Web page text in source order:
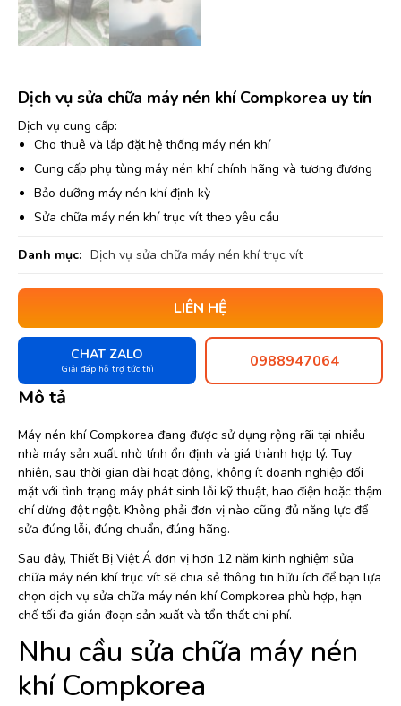
Dịch vụ sửa chữa máy nén khí Compkorea uy tín
Dịch vụ cung cấp:
Cho thuê và lắp đặt hệ thống máy nén khí
Cung cấp phụ tùng máy nén khí chính hãng và tương đương
Bảo dưỡng máy nén khí định kỳ
Sửa chữa máy nén khí trục vít theo yêu cầu
Danh mục: Dịch vụ sửa chữa máy nén khí trục vít
LIÊN HỆ
CHAT ZALO
Giải đáp hỗ trợ tức thì 0988947064
Mô tả
Máy nén khí Compkorea đang được sử dụng rộng rãi tại nhiều
nhà máy sản xuất nhờ tính ổn định và giá thành hợp lý. Tuy
nhiên, sau thời gian dài hoạt động, không ít doanh nghiệp đối
mặt với tình trạng máy phát sinh lỗi kỹ thuật, hao điện hoặc thậm
chí dừng đột ngột. Không phải đơn vị nào cũng đủ năng lực để
sửa đúng lỗi, đúng chuẩn, đúng hãng.
Sau đây, Thiết Bị Việt Á đơn vị hơn 12 năm kinh nghiệm sửa
chữa máy nén khí trục vít sẽ chia sẻ thông tin hữu ích để bạn lựa
chọn dịch vụ sửa chữa máy nén khí Compkorea phù hợp, hạn
chế tối đa gián đoạn sản xuất và tổn thất chi phí.
Nhu cầu sửa chữa máy nén
khí Compkorea